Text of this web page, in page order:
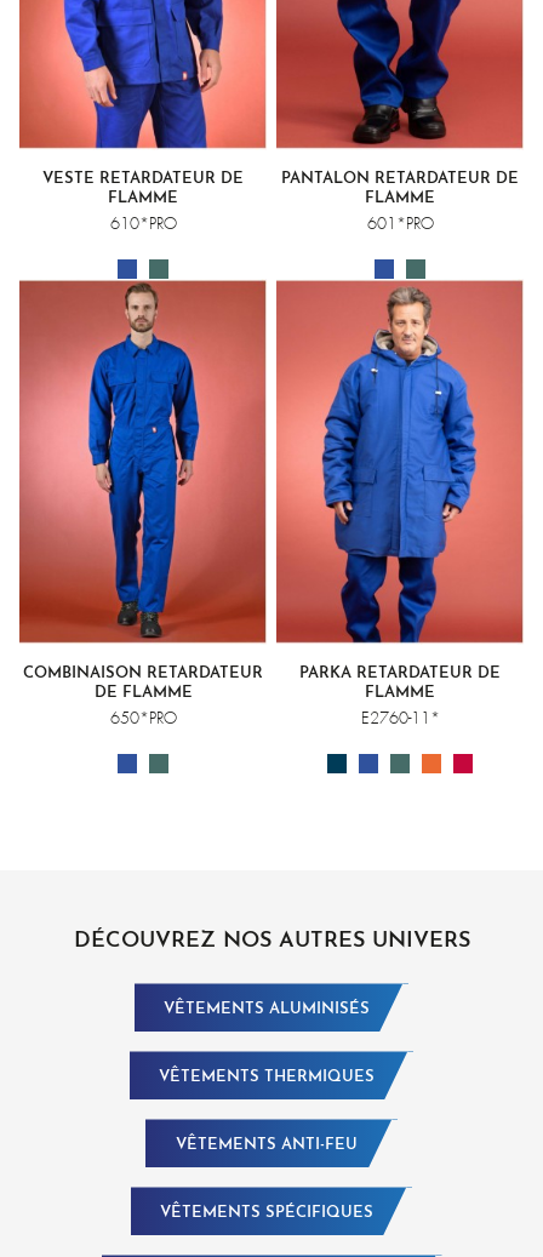
VESTE RETARDATEUR DE
FLAMME
610*PRO
PANTALON RETARDATEUR DE
FLAMME
601*PRO
COMBINAISON RETARDATEUR
DE FLAMME
650*PRO
PARKA RETARDATEUR DE
FLAMME
E2760-11*
DÉCOUVREZ NOS AUTRES UNIVERS
VÊTEMENTS ALUMINISÉS
VÊTEMENTS THERMIQUES
VÊTEMENTS ANTI-FEU
VÊTEMENTS SPÉCIFIQUES